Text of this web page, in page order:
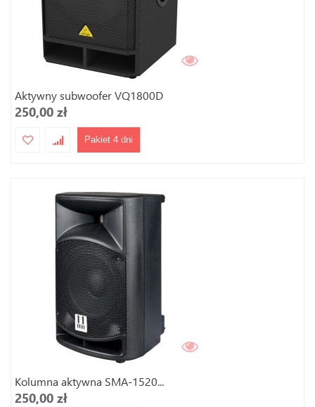
Aktywny subwoofer VQ1800D
250,00 zł
Pakiet 4 dni
Kolumna aktywna SMA-1520...
250,00 zł